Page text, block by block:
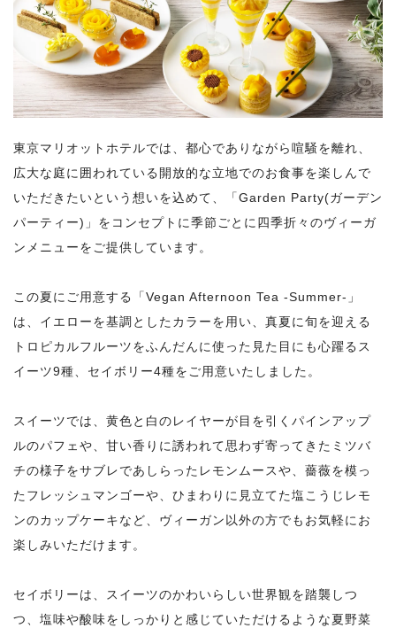
東京マリオットホテルでは、都心でありながら喧騒を離れ、
広大な庭に囲われている開放的な立地でのお食事を楽しんで
いただきたいという想いを込めて、「Garden Party(ガーデン
パーティー)」をコンセプトに季節ごとに四季折々のヴィーガ
ンメニューをご提供しています。
この夏にご用意する「Vegan Afternoon Tea -Summer-」
は、イエローを基調としたカラーを用い、真夏に旬を迎える
トロピカルフルーツをふんだんに使った見た目にも心躍るス
イーツ9種、セイボリー4種をご用意いたしました。
スイーツでは、黄色と白のレイヤーが目を引くパインアップ
ルのパフェや、甘い香りに誘われて思わず寄ってきたミツバ
チの様子をサブレであしらったレモンムースや、薔薇を模っ
たフレッシュマンゴーや、ひまわりに見立てた塩こうじレモ
ンのカップケーキなど、ヴィーガン以外の方でもお気軽にお
楽しみいただけます。
セイボリーは、スイーツのかわいらしい世界観を踏襲しつ
つ、塩味や酸味をしっかりと感じていただけるような夏野菜